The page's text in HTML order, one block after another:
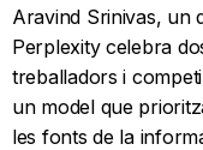
Aravind Srinivas, un
Perplexity celebra
treballadors i
un model que
les fonts de la